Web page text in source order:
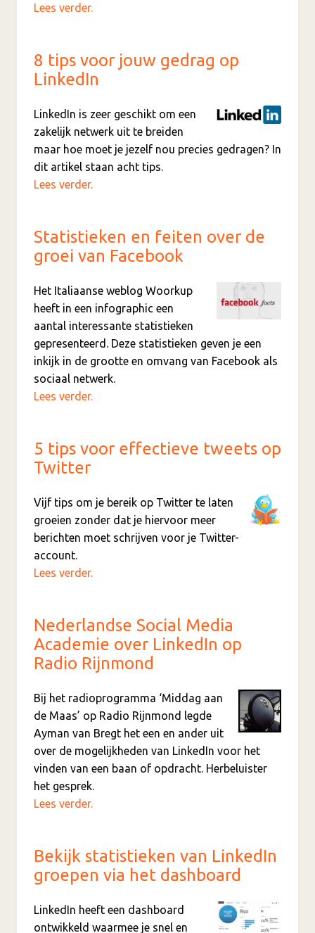
Lees verder.
8 tips voor jouw gedrag op
LinkedIn
LinkedIn is zeer geschikt om een
zakelijk netwerk uit te breiden
maar hoe moet je jezelf nou precies gedragen? In
dit artikel staan acht tips.
Lees verder.
Statistieken en feiten over de
groei van Facebook
Het Italiaanse weblog Woorkup
heeft in een infographic een
aantal interessante statistieken
gepresenteerd. Deze statistieken geven je een
inkijk in de grootte en omvang van Facebook als
sociaal netwerk.
Lees verder.
5 tips voor effectieve tweets op
Twitter
Vijf tips om je bereik op Twitter te laten
groeien zonder dat je hiervoor meer
berichten moet schrijven voor je Twitter-
account.
Lees verder.
Nederlandse Social Media
Academie over LinkedIn op
Radio Rijnmond
Bij het radioprogramma ‘Middag aan
de Maas’ op Radio Rijnmond legde
Ayman van Bregt het een en ander uit
over de mogelijkheden van LinkedIn voor het
vinden van een baan of opdracht. Herbeluister
het gesprek.
Lees verder.
Bekijk statistieken van LinkedIn
groepen via het dashboard
LinkedIn heeft een dashboard
ontwikkeld waarmee je snel en